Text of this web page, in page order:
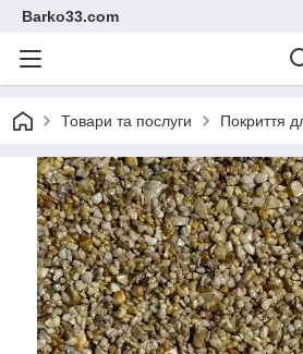
Barko33.com
Товари та послуги Покриття